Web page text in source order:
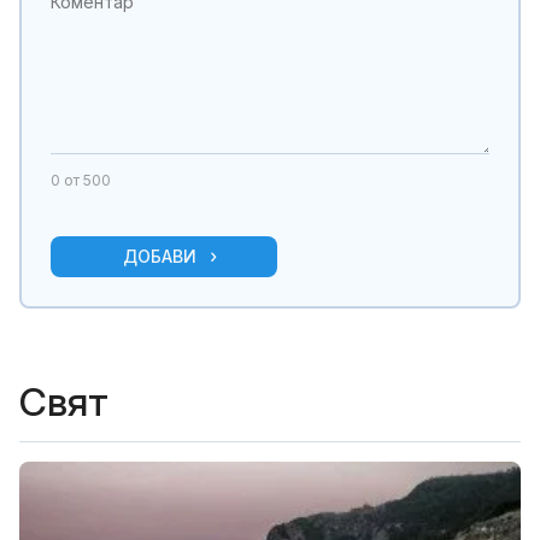
0 от 500
ДОБАВИ
Свят